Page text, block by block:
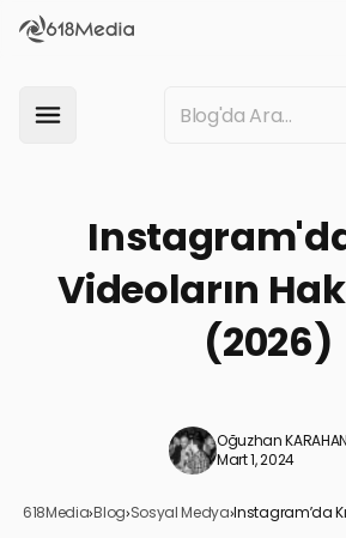
Videoların
(2026)
Oğuzhan KARAHAN
Mart 1, 2024
618Media›Blog›Sosyal Medya›Instagram’da